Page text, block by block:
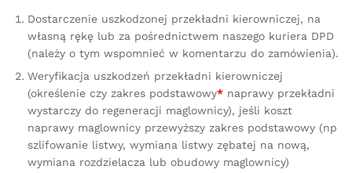
Dostarczenie uszkodzonej przekładni kierowniczej, na
własną rękę lub za pośrednictwem naszego kuriera DPD
(należy o tym wspomnieć w komentarzu do zamówienia).
Weryfikacja uszkodzeń przekładni kierowniczej
(określenie czy zakres podstawowy* naprawy przekładni
wystarczy do regeneracji maglownicy), jeśli koszt
naprawy maglownicy przewyższy zakres podstawowy (np
szlifowanie listwy, wymiana listwy zębatej na nową,
wymiana rozdzielacza lub obudowy maglownicy)